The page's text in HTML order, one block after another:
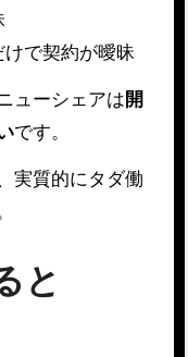
けで契約が曖昧
ューシェアは開
です。
実質的にタダ働
と